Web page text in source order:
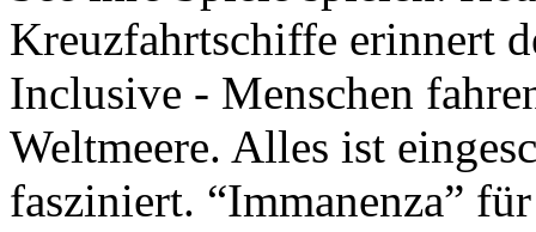
Kreuzfahrtschiffe erinnert
Inclusive - Menschen
Weltmeere. Alles ist
fasziniert. “Immanenza”